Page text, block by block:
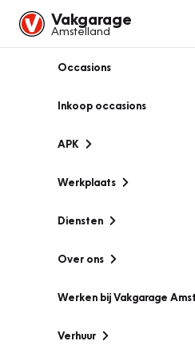
Vakgarage
Amstelland
Occasions
Inkoop occasions
APK
Werkplaats
Diensten
Over ons
Werken bij Vakgarage
Verhuur